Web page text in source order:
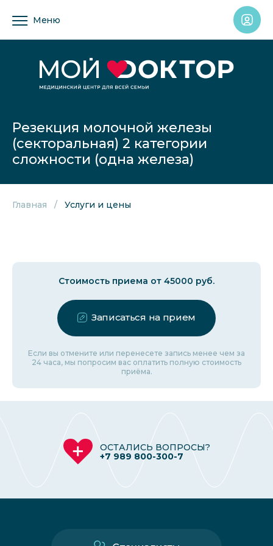
Меню
Резекция молочной железы
(секторальная) 2 категории
сложности (одна железа)
Главная Услуги и цены
Стоимость приема от 45000 руб.
Записаться на прием
Если вы отмените или перенесете запись менее чем за
24 часа, мы попросим вас оплатить полную стоимость
приёма.
ОСТАЛИСЬ ВОПРОСЫ?
+7 989 800-300-7